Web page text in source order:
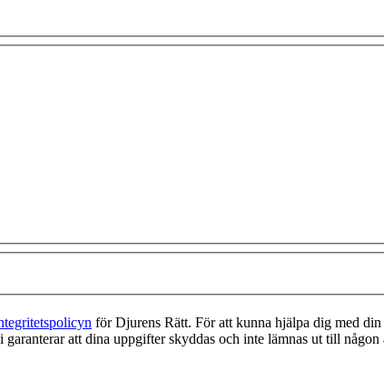
för Djurens Rätt. För att kunna hjälpa dig med
att dina uppgifter skyddas och inte lämnas ut till någon